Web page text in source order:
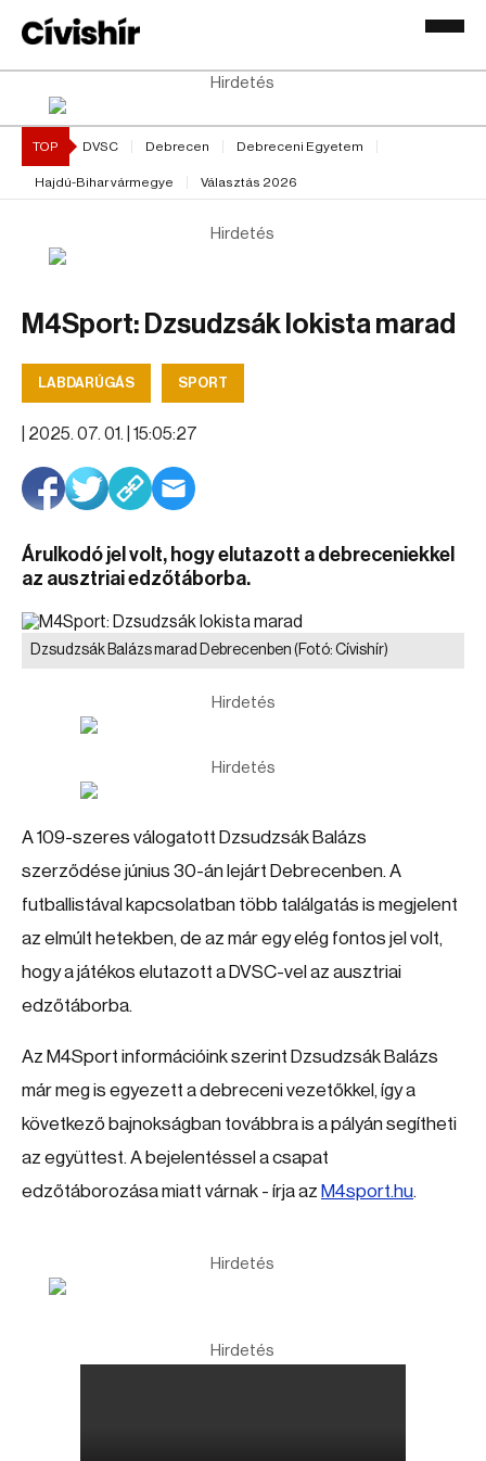
Hirdetés
TOP DVSC Debrecen Debreceni Egyetem
Hajdú-Bihar vármegye Választás 2026
Hirdetés
M4Sport: Dzsudzsák lokista marad
LABDARÚGÁS SPORT
2025. 07. 01. | 15:05:27
Árulkodó jel volt, hogy elutazott a debreceniekkel
az ausztriai edzőtáborba.
Dzsudzsák Balázs marad Debrecenben (Fotó: Cívishír)
Hirdetés
Hirdetés
A 109-szeres válogatott Dzsudzsák Balázs
szerződése június 30-án lejárt Debrecenben. A
futballistával kapcsolatban több találgatás is megjelent
az elmúlt hetekben, de az már egy elég fontos jel volt,
hogy a játékos elutazott a DVSC-vel az ausztriai
edzőtáborba.
Az M4Sport információink szerint Dzsudzsák Balázs
már meg is egyezett a debreceni vezetőkkel, így a
következő bajnokságban továbbra is a pályán segítheti
az együttest. A bejelentéssel a csapat
edzőtáborozása miatt várnak - írja az M4sport.hu.
Hirdetés
Hirdetés